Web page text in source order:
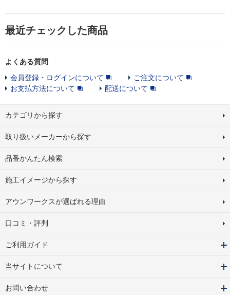
最近チェックした商品
よくある質問
会員登録・ログインについて
ご注文について
お支払方法について
配送について
カテゴリから探す
取り扱いメーカーから探す
品番かんたん検索
施工イメージから探す
アウンワークスが選ばれる理由
口コミ・評判
ご利用ガイド
当サイトについて
お問い合わせ